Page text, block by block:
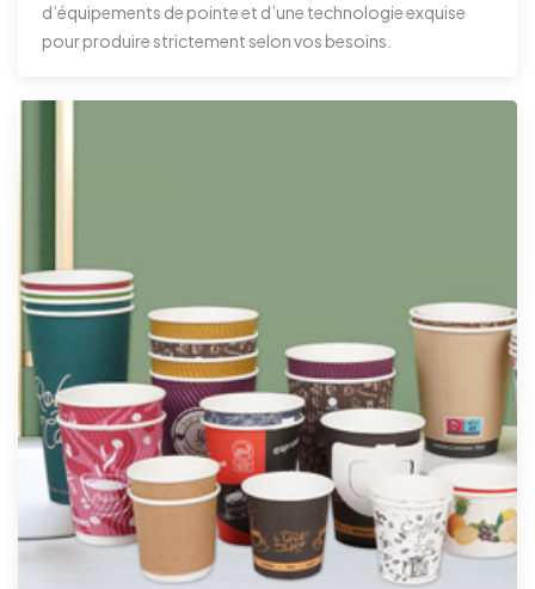
d’équipements de pointe et d’une technologie exquise
pour produire strictement selon vos besoins.